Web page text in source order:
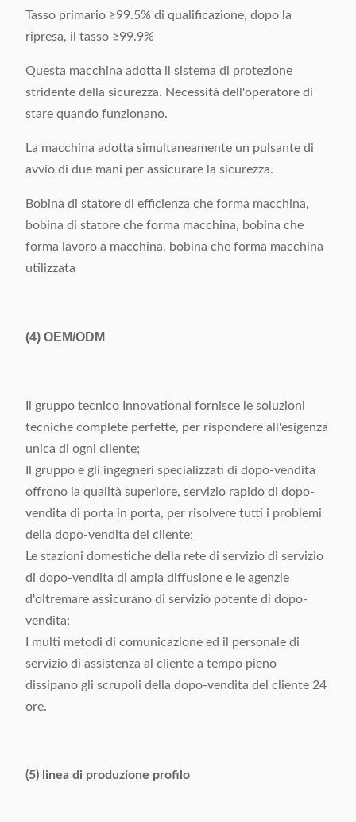
Tasso primario ≥99.5% di qualificazione, dopo la
ripresa, il tasso ≥99.9%
Questa macchina adotta il sistema di protezione
stridente della sicurezza. Necessità dell'operatore di
stare quando funzionano.
La macchina adotta simultaneamente un pulsante di
avvio di due mani per assicurare la sicurezza.
Bobina di statore di efficienza che forma macchina,
bobina di statore che forma macchina, bobina che
forma lavoro a macchina, bobina che forma macchina
utilizzata
(4) OEM/ODM
Il gruppo tecnico Innovational fornisce le soluzioni
tecniche complete perfette, per rispondere all'esigenza
unica di ogni cliente;
Il gruppo e gli ingegneri specializzati di dopo-vendita
offrono la qualità superiore, servizio rapido di dopo-
vendita di porta in porta, per risolvere tutti i problemi
della dopo-vendita del cliente;
Le stazioni domestiche della rete di servizio di servizio
di dopo-vendita di ampia diffusione e le agenzie
d'oltremare assicurano di servizio potente di dopo-
vendita;
I multi metodi di comunicazione ed il personale di
servizio di assistenza al cliente a tempo pieno
dissipano gli scrupoli della dopo-vendita del cliente 24
ore.
(5) linea di produzione profilo